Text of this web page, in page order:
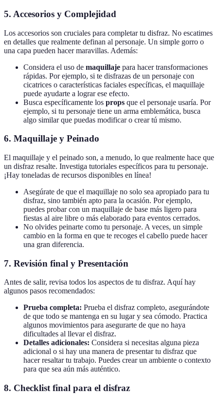
5. Accesorios y Complejidad
Los accesorios son cruciales para completar tu disfraz. No escatimes
en detalles que realmente definan al personaje. Un simple gorro o
una capa pueden hacer maravillas. Además:
Considera el uso de maquillaje para hacer transformaciones
rápidas. Por ejemplo, si te disfrazas de un personaje con
cicatrices o características faciales específicas, el maquillaje
puede ayudarte a lograr ese efecto.
Busca específicamente los props que el personaje usaría. Por
ejemplo, si tu personaje tiene un arma emblemática, busca
algo similar que puedas modificar o crear tú mismo.
6. Maquillaje y Peinado
El maquillaje y el peinado son, a menudo, lo que realmente hace que
un disfraz resalte. Investiga tutoriales específicos para tu personaje.
¡Hay toneladas de recursos disponibles en línea!
Asegúrate de que el maquillaje no solo sea apropiado para tu
disfraz, sino también apto para la ocasión. Por ejemplo,
puedes probar con un maquillaje de base más ligero para
fiestas al aire libre o más elaborado para eventos cerrados.
No olvides peinarte como tu personaje. A veces, un simple
cambio en la forma en que te recoges el cabello puede hacer
una gran diferencia.
7. Revisión final y Presentación
Antes de salir, revisa todos los aspectos de tu disfraz. Aquí hay
algunos pasos recomendados:
Prueba completa: Prueba el disfraz completo, asegurándote
de que todo se mantenga en su lugar y sea cómodo. Practica
algunos movimientos para asegurarte de que no haya
dificultades al llevar el disfraz.
Detalles adicionales: Considera si necesitas alguna pieza
adicional o si hay una manera de presentar tu disfraz que
hacer resaltar tu trabajo. Puedes crear un ambiente o contexto
para que sea aún más auténtico.
8. Checklist final para el disfraz